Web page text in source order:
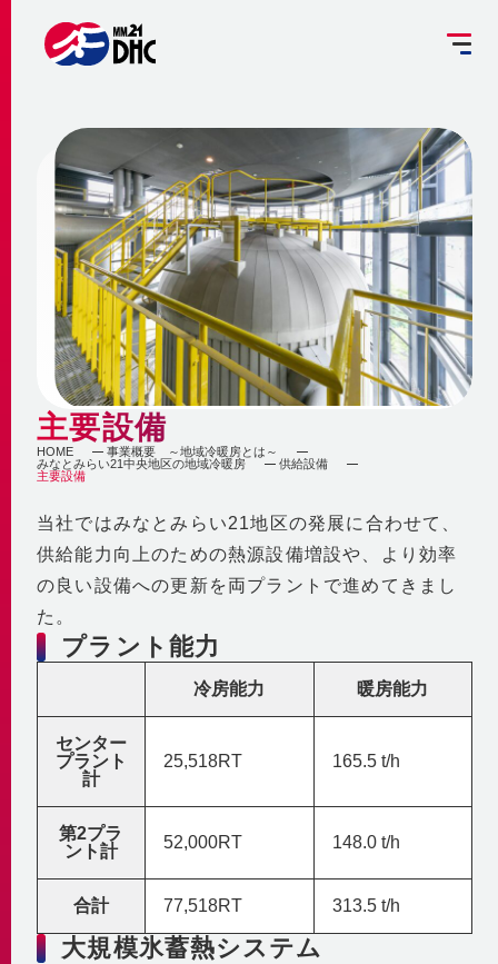
設備管理受託のご案内
お客さま専用ページ
JP EN
小 中 大
INFORMATION
お知らせ
メディア
更新情報
熱供給
ご挨拶
みなとみらい21熱供給のサステナビリティ
脱炭素への取組み
脱炭素関連サービスの提供
最新鋭設備の導入
省エネ・省コストの両立
BCP
非常時を含めた安定供給
地域連携
教育機関との連携
地域貢献活動
人材育成と多様な働き方
取得認証
事業概要 ～地域冷暖房とは～
地域冷暖房の仕組み
個別冷暖房との相違点
街づくりへの貢献
経済性
環境性
供給エリア
センタープラント
第2プラント
第3プラント
主要設備
地域導管
会社紹介動画
企業情報
会社概要
事業沿革
企業理念・行動指針
2030ビジョン
地球温暖化対策計画書
省エネ法 定期報告書・中長期計画書
横浜市環境保全協定
パートナーシップ構築宣言
1分でわかるみなとみらい21熱供給
主要設備
HOME
事業概要 ～地域冷暖房とは～
みなとみらい21中央地区の地域冷暖房
供給設備
主要設備
当社ではみなとみらい21地区の発展に合わせて、
供給能力向上のための熱源設備増設や、より効率
の良い設備への更新を両プラントで進めてきまし
た。
プラント能力
冷房能力 暖房能力
センター
プラント
計
25,518RT 165.5 t/h
第2プラ
ント計
52,000RT 148.0 t/h
合計 77,518RT 313.5 t/h
大規模氷蓄熱システム